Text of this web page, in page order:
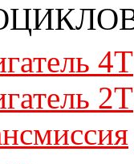
4T
2T